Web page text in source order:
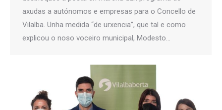
axudas a autónomos e empresas para o Concello de
Vilalba. Unha medida “de urxencia”, que tal e como
explicou o noso voceiro municipal, Modesto…